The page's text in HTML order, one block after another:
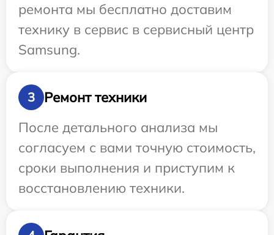
ремонта мы бесплатно доставим
технику в сервис в сервисный центр
Samsung.
3
Ремонт техники
После детального анализа мы
согласуем с вами точную стоимость,
сроки выполнения и приступим к
восстановлению техники.